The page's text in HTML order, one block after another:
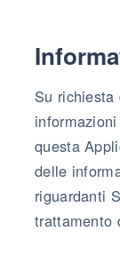
Su richiesta
questa
delle
riguardanti
trattamento